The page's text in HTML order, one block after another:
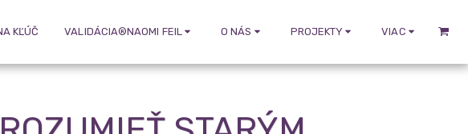
KĽÚČ VALIDÁCIA®NAOMI FEIL O NÁS PROJEKTY VIAC